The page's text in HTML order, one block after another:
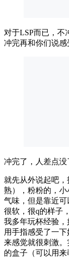
对于LSP而已，不
冲完再和你们说感
冲完了，人差点没
就先从外说起吧
熟），粉粉的，
气味，但是靠近
很软，很q的样子
我多年玩杯经验，
用手指感受了一
来感觉就很刺激
的盒子（可以用